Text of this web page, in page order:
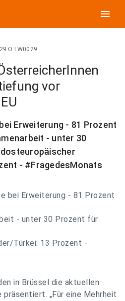
menu
OTW0029
vor
Erweiterung - 81 Prozent
- unter 30
- #FragedesMonats
bei Erweiterung - 81 Prozent
- unter 30 Prozent für
Türkei: 13 Prozent -
in Brüssel die aktuellen
„Für eine Mehrheit